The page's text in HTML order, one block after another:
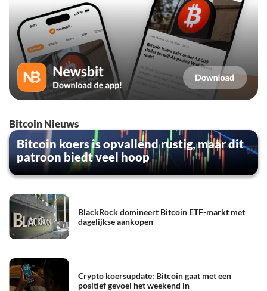
Bitcoin Nieuws
Bitcoin koers is opvallend rustig, maar dit
patroon biedt veel hoop
BlackRock domineert Bitcoin ETF-markt met
dagelijkse aankopen
Crypto koersupdate: Bitcoin gaat met een
positief gevoel het weekend in